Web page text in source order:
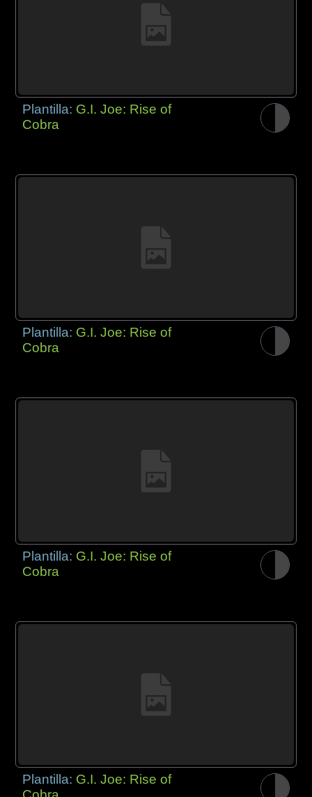
Plantilla: G.I. Joe: Rise of
Cobra
Plantilla: G.I. Joe: Rise of
Cobra
Plantilla: G.I. Joe: Rise of
Cobra
Plantilla: G.I. Joe: Rise of